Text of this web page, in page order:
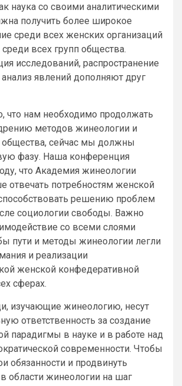
наука со своими аналитическими
получить более широкое
среди всех женских организаций
среди всех групп общества.
исследований, распространение
явлений дополняют друг
что нам необходимо продолжать
методов жинеологии и
сейчас мы должны
фазу. Наша конференция
что Академия жинеологии
отвечать потребностям женской
решению проблем
социологии свободы. Важно
со всеми слоями
пути и методы жинеологии легли
и реализации
женской конфедеративной
сферах.
изучающие жинеологию, несут
ответственность за создание
парадигмы в науке и в работе над
современности. Чтобы
обязанности и продвинуть
области жинеологии на шаг